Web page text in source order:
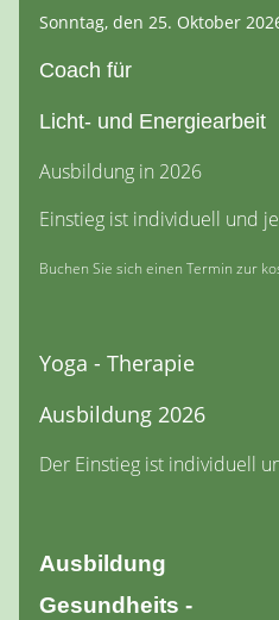
Sonntag, den 25. Oktober
Coach für
Licht- und Energiearbeit
Ausbildung in 2026
Einstieg ist individuell und
Buchen Sie sich einen Termin zur
Yoga - Therapie
Ausbildung 2026
Der Einstieg ist individuell
Ausbildung
Gesundheits -